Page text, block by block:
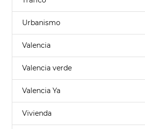
Urbanismo
Valencia
Valencia verde
Valencia Ya
Vivienda